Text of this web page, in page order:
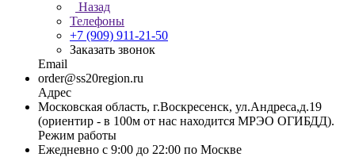
Назад
Телефоны
+7 (909) 911-21-50
Заказать звонок
Email
order@ss20region.ru
Адрес
Московская область, г.Воскресенск, ул.Андреса,д.19
(ориентир - в 100м от нас находится МРЭО ОГИБДД).
Режим работы
Ежедневно с 9:00 до 22:00 по Москве